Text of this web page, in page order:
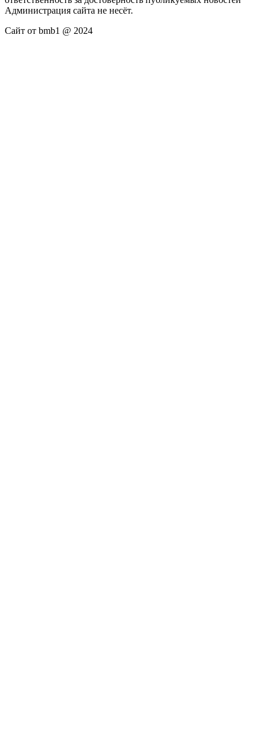
Администрация сайта не несёт.
Сайт от bmb1 @ 2024